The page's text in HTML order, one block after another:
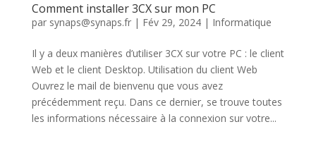
Comment installer 3CX sur mon PC
par synaps@synaps.fr| Fév 29, 2024| Informatique
Il y a deux manières d’utiliser 3CX sur votre PC : le client
Web et le client Desktop. Utilisation du client Web
Ouvrez le mail de bienvenu que vous avez
précédemment reçu. Dans ce dernier, se trouve toutes
les informations nécessaire à la connexion sur votre...